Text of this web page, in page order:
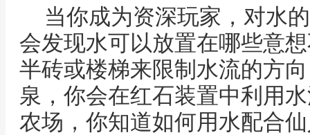
当你成为资深玩家，对水
会发现水可以放置在哪些意
半砖或楼梯来限制水流的方
泉，你会在红石装置中利用
农场，你知道如何用水配合